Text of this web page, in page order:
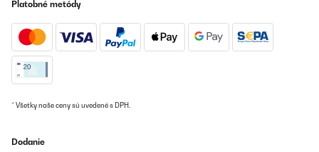
Leuk voor in de keuken
Amazon-gebruiker
Platobné metódy
* Všetky naše ceny sú uvedené s DPH.
Dodanie